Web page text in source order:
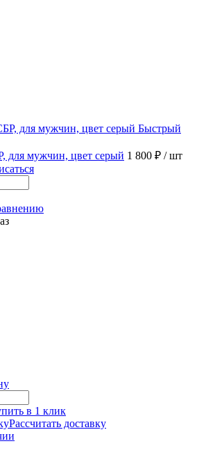
Быстрый
мужчин, цвет серый 1 800 ₽ / шт
в 1 клик
Рассчитать доставку